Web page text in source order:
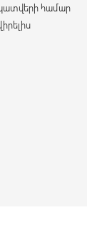
պատվերի համար